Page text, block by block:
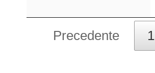
Precedente 1